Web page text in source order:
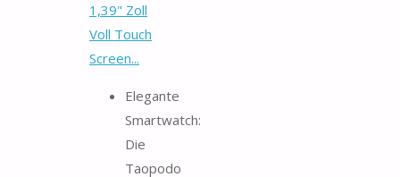
1,39" Zoll
Voll Touch
Screen...
Elegante
Smartwatch:
Die
Taopodo